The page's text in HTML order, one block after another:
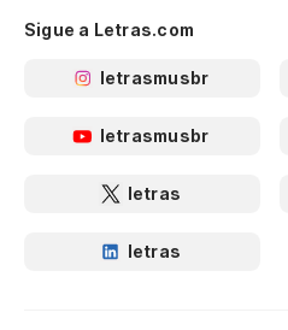
Sigue a Letras.com
letrasmusbr
letrasmusbr
letras
letras